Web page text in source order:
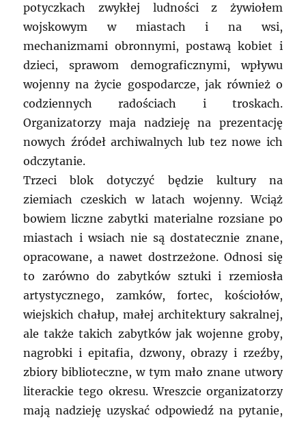
potyczkach zwykłej ludności z żywiołem
wojskowym w miastach i na wsi,
mechanizmami obronnymi, postawą kobiet i
dzieci, sprawom demograficznymi, wpływu
wojenny na życie gospodarcze, jak również o
codziennych radościach i troskach.
Organizatorzy maja nadzieję na prezentację
nowych źródeł archiwalnych lub tez nowe ich
odczytanie.
Trzeci blok dotyczyć będzie kultury na
ziemiach czeskich w latach wojenny. Wciąż
bowiem liczne zabytki materialne rozsiane po
miastach i wsiach nie są dostatecznie znane,
opracowane, a nawet dostrzeżone. Odnosi się
to zarówno do zabytków sztuki i rzemiosła
artystycznego, zamków, fortec, kościołów,
wiejskich chałup, małej architektury sakralnej,
ale także takich zabytków jak wojenne groby,
nagrobki i epitafia, dzwony, obrazy i rzeźby,
zbiory biblioteczne, w tym mało znane utwory
literackie tego okresu. Wreszcie organizatorzy
mają nadzieję uzyskać odpowiedź na pytanie,